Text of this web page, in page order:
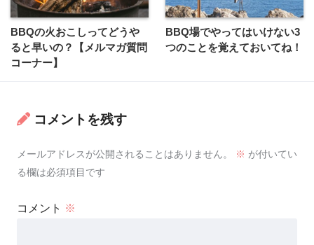
BBQの火おこしってどうや
ると早いの？【メルマガ質問
コーナー】
BBQ場でやってはいけない3
つのことを覚えておいてね！
コメントを残す
メールアドレスが公開されることはありません。 ※ が付いてい
る欄は必須項目です
コメント ※